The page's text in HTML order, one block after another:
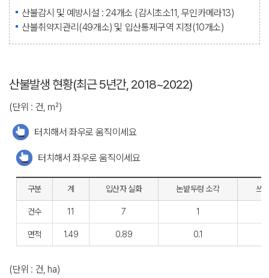
산불감시 및 예방시설 : 24개소 (감시초소11, 무인카메라13)
산불취약지관리(49개소) 및 입산통제구역 지정(10개소)
산불발생 현황(최근 5년간, 2018~2022)
(단위 : 건, ㎡)
터치해서 좌우로 움직이세요
터치해서 좌우로 움직이세요
구분 계 입산자실화 논밭두렁 소각 쓰
건수 11 7 1
면적 1.49 0.89 0.1
(단위 : 건, ha)